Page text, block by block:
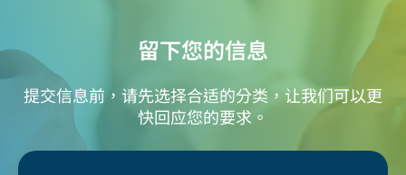
留下您的信息
提交信息前，请先选择合适的分类，让我们可以更
快回应您的要求。